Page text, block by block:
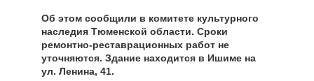
Об этом сообщили в комитете культурного
наследия Тюменской области. Сроки
ремонтно-реставрационных работ не
уточняются. Здание находится в Ишиме на
ул. Ленина, 41.